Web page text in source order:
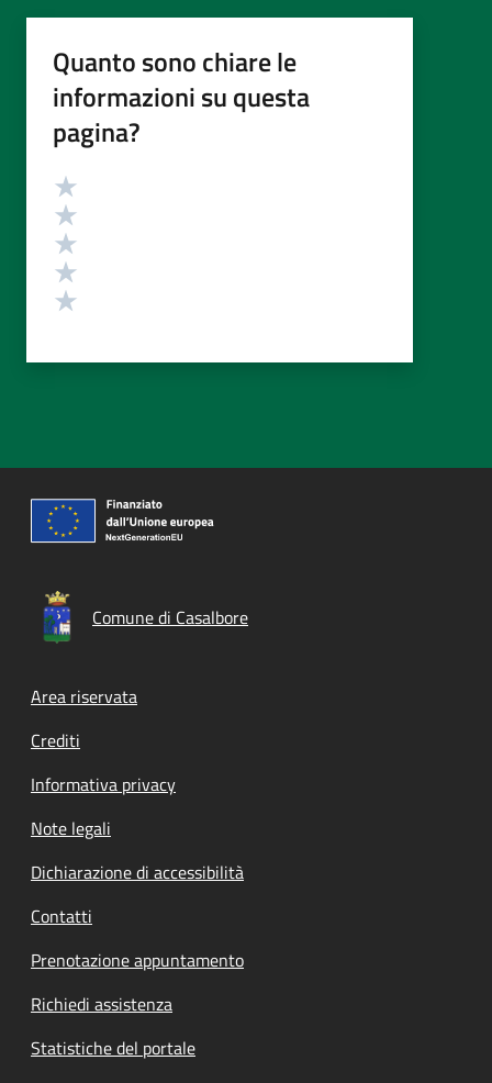
Quanto sono chiare le
informazioni su questa
pagina?
Valutazione
Comune di Casalbore
Footer menu
Area riservata
Crediti
Informativa privacy
Note legali
Dichiarazione di accessibilità
Contatti
Prenotazione appuntamento
Richiedi assistenza
Statistiche del portale